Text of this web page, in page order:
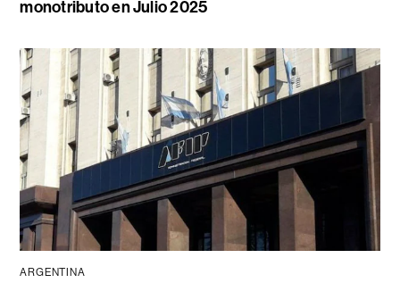
monotributo en Julio 2025
ARGENTINA